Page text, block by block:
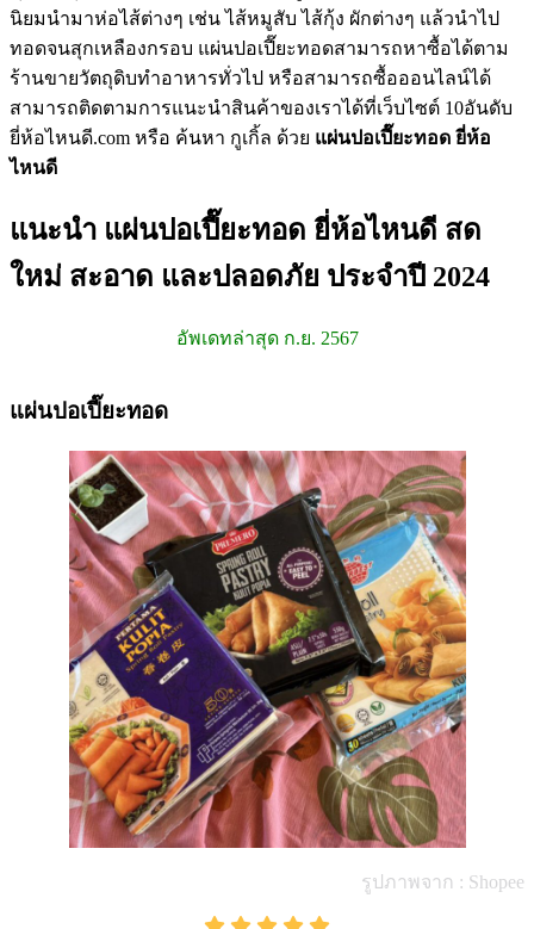
นิยมนำมาห่อไส้ต่างๆ เช่น ไส้หมูสับ ไส้กุ้ง ผักต่างๆ แล้วนำไป
ทอดจนสุกเหลืองกรอบ แผ่นปอเปี๊ยะทอดสามารถหาซื้อได้ตาม
ร้านขายวัตถุดิบทำอาหารทั่วไป หรือสามารถซื้อออนไลน์ได้
สามารถติดตามการแนะนำสินค้าของเราได้ที่เว็บไซต์ 10อันดับ
ยี่ห้อไหนดี.com หรือ ค้นหา กูเกิ้ล ด้วย แผ่นปอเปี๊ยะทอด ยี่ห้อ
ไหนดี
แนะนำ แผ่นปอเปี๊ยะทอด ยี่ห้อไหนดี สด
ใหม่ สะอาด และปลอดภัย ประจำปี 2024
อัพเดทล่าสุด ก.ย. 2567
แผ่นปอเปี๊ยะทอด
รูปภาพจาก : Shopee